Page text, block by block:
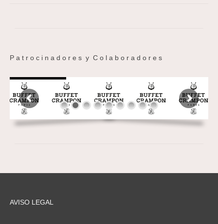
P a t r o c i n a d o r e s y C o l a b o r a d o r e s
AVISO LEGAL